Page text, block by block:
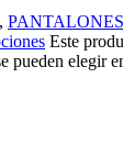
, PANTALONES
Este
pueden elegir